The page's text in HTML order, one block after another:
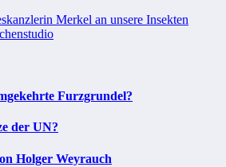
Merkel an unsere Insekten
Furzgrundel?
der UN?
Holger Weyrauch